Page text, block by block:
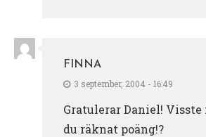
FINNA
3 september, 2004 - 16:49
Gratulerar Daniel!
du räknat poäng!?